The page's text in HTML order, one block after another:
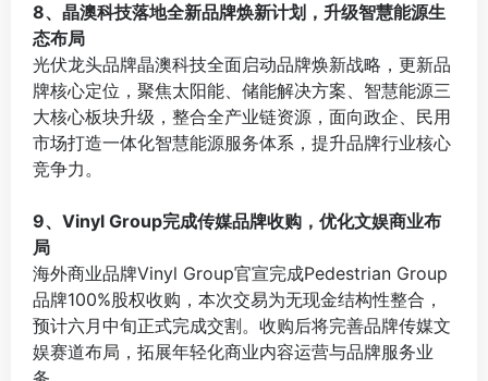
8、晶澳科技落地全新品牌焕新计划，升级智慧能源生
态布局
光伏龙头品牌晶澳科技全面启动品牌焕新战略，更新品
牌核心定位，聚焦太阳能、储能解决方案、智慧能源三
大核心板块升级，整合全产业链资源，面向政企、民用
市场打造一体化智慧能源服务体系，提升品牌行业核心
竞争力。
9、Vinyl Group完成传媒品牌收购，优化文娱商业布
局
海外商业品牌Vinyl Group官宣完成Pedestrian Group
品牌100%股权收购，本次交易为无现金结构性整合，
预计六月中旬正式完成交割。收购后将完善品牌传媒文
娱赛道布局，拓展年轻化商业内容运营与品牌服务业